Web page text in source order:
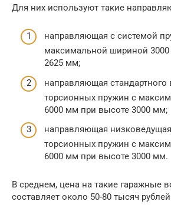
Для них используют такие
направляющая с системой
максимальной шириной
2625 мм;
направляющая стандартного
торсионных пружин с
6000 мм при высоте 3000 мм;
направляющая
торсионных пружин с
6000 мм при высоте 3000 мм.
В среднем, цена на такие гаражные
составляет около 50-80 тысяч